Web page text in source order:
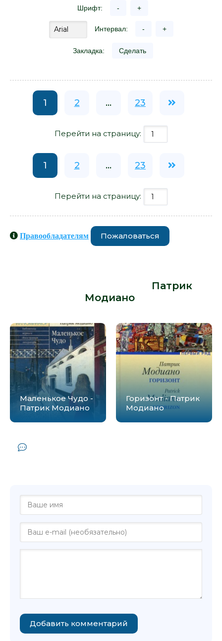
Шрифт: - +
Интервал: - +
Закладка: Сделать
1 2 ... 23
Перейти на страницу:
1 2 ... 23
Перейти на страницу:
Правообладателям Пожаловаться
Патрик
Модиано
Маленькое Чудо -
Патрик Модиано
Горизонт - Патрик
Модиано
Добавить комментарий